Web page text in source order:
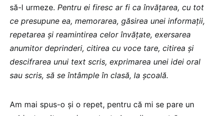
să-l urmeze. Pentru ei firesc ar fi ca învăţarea, cu tot
ce presupune ea, memorarea, găsirea unei informaţii,
repetarea şi reamintirea celor învăţate, exersarea
anumitor deprinderi, citirea cu voce tare, citirea şi
descifrarea unui text scris, exprimarea unei idei oral
sau scris, să se întâmple în clasă, la şcoală.
Am mai spus-o şi o repet, pentru că mi se pare un